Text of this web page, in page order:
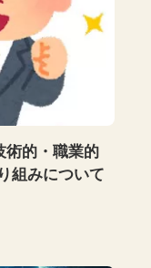
術的・職業的
組みについて